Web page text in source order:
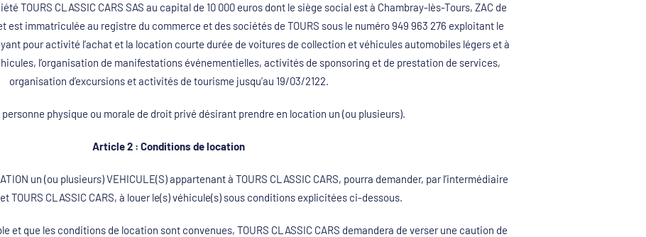
TOURS CLASSIC CARS SAS au capital de 10 000 euros dont le siège social est à Chambray-lès-Tours, ZAC de
est immatriculée au registre du commerce et des sociétés de TOURS sous le numéro 949 963 276 exploitant le
pour activité l’achat et la location courte durée de voitures de collection et véhicules automobiles légers et à
l’organisation de manifestations événementielles, activités de sponsoring et de prestation de services,
organisation d’excursions et activités de tourisme jusqu’au 19/03/2122.
physique ou morale de droit privé désirant prendre en location un (ou plusieurs).
Article 2 : Conditions de location
un (ou plusieurs) VEHICULE(S) appartenant à TOURS CLASSIC CARS, pourra demander, par l’intermédiaire
TOURS CLASSIC CARS, à louer le(s) véhicule(s) sous conditions explicitées ci-dessous.
et que les conditions de location sont convenues, TOURS CLASSIC CARS demandera de verser une caution de